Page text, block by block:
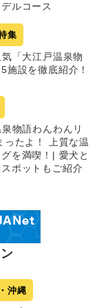
ルコース
集
「大江戸温泉物
施設を徹底紹介！
物語わんわんリ
ったよ！ 上質な温
を満喫！| 愛犬と
ポットもご紹介
沖縄